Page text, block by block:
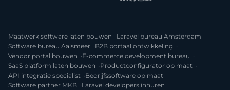
Maatwerk software laten bouwen
Laravel bureau Amsterdam
Software bureau Aalsmeer
B2B portaal ontwikkeling
Vendor portal bouwen
E-commerce development bureau
SaaS platform laten bouwen
Productconfigurator op maat
API integratie specialist
Bedrijfssoftware op maat
Software partner MKB
Laravel developers inhuren